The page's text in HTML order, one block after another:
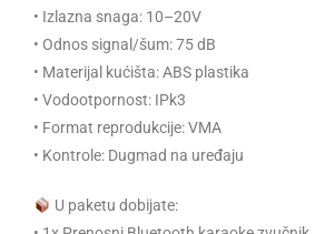
• Izlazna snaga: 10–20V
• Odnos signal/šum: 75 dB
• Materijal kućišta: ABS plastika
• Vodootpornost: IPk3
• Format reprodukcije: VMA
• Kontrole: Dugmad na uređaju
U paketu dobijate: